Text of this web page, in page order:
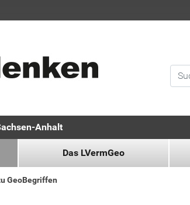
Anhalt
Das LVermGeo
GeoBegriffen